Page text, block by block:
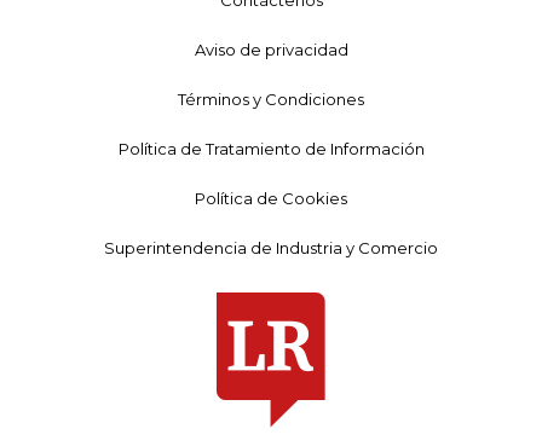
Aviso de privacidad
Términos y Condiciones
Política de Tratamiento de Información
Política de Cookies
Superintendencia de Industria y Comercio